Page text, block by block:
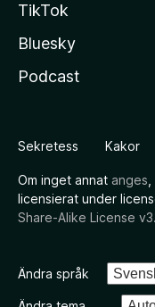
TikTok
Bluesky
Podcast
Sekretess Kakor
Om inget annat anges
licensierat under
Share-Alike License
Ändra språk